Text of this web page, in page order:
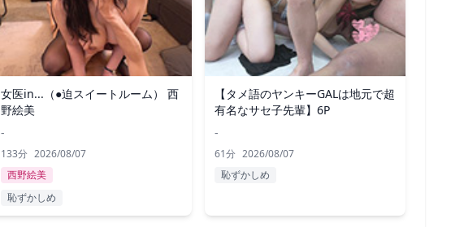
女医in...（●迫スイートルーム） 西
野絵美
-
133分 2026/08/07
西野絵美
恥ずかしめ
【タメ語のヤンキーGALは地元で超
有名なサセ子先輩】6P
-
61分 2026/08/07
恥ずかしめ